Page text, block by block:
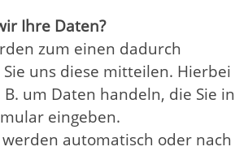
Ihre Daten?
zum einen dadurch
uns diese mitteilen. Hierbei
B. um Daten handeln, die Sie in
eingeben.
automatisch oder nach